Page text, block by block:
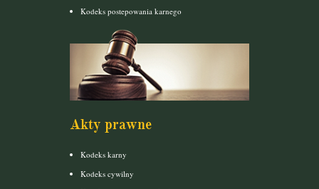
Kodeks postepowania karnego
Akty prawne
Kodeks karny
Kodeks cywilny